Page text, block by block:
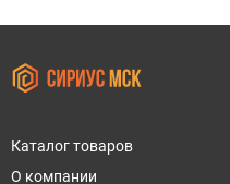
Каталог товаров
О компании